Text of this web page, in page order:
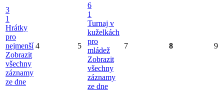
3
1
Hrátky
pro
nejmenší
Zobrazit
všechny
záznamy
ze dne
4 5
6
1
Turnaj v
kuželkách
pro
mládež
Zobrazit
všechny
záznamy
ze dne
7 8 9